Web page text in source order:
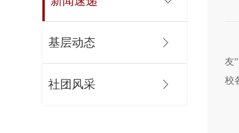
基层动态
社团风采
友
校